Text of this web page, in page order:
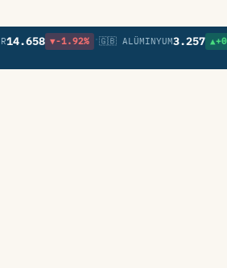
▼-1.92% •🇬🇧 ALÜMINYUM3.257 ▲+0.09%